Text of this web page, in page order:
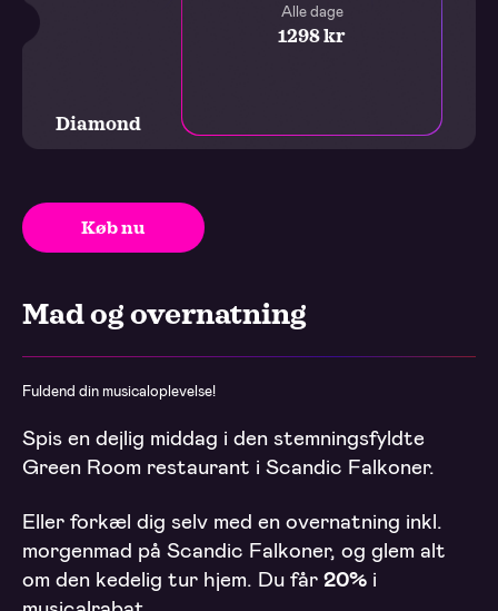
Diamond
Alle dage
1298 kr
Køb nu
Mad og overnatning
Fuldend din musicaloplevelse!
Spis en dejlig middag i den stemningsfyldte
Green Room restaurant i Scandic Falkoner.
Eller forkæl dig selv med en overnatning inkl.
morgenmad på Scandic Falkoner, og glem alt
om den kedelig tur hjem. Du får 20% i